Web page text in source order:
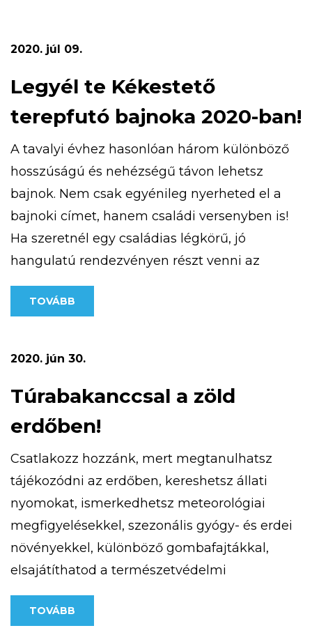
2020. júl 09.
Legyél te Kékestető
terepfutó bajnoka 2020-ban!
A tavalyi évhez hasonlóan három különböző
hosszúságú és nehézségű távon lehetsz
bajnok. Nem csak egyénileg nyerheted el a
bajnoki címet, hanem családi versenyben is!
Ha szeretnél egy családias légkörű, jó
hangulatú rendezvényen részt venni az
ország csúcsán, jelentkezz! További
információt a https://kekesteto.hu/kekesteto-
Számítunk rád, mert magasan a legjobb!
TOVÁBB
2020. jún 30.
Túrabakanccsal a zöld
erdőben!
Csatlakozz hozzánk, mert megtanulhatsz
tájékozódni az erdőben, kereshetsz állati
nyomokat, ismerkedhetsz meteorológiai
megfigyelésekkel, szezonális gyógy- és erdei
növényekkel, különböző gombafajtákkal,
elsajátíthatod a természetvédelmi
alapismereteket, az iránytű és a térkép
használatát. Részt vehetsz patak túrán,
TOVÁBB